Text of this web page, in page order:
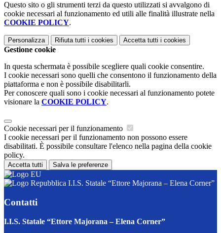
Questo sito o gli strumenti terzi da questo utilizzati si avvalgono di
cookie necessari al funzionamento ed utili alle finalità illustrate nella
COOKIE POLICY.
Personalizza Rifiuta tutti i cookies Accetta tutti i cookies
Gestione cookie
In questa schermata è possibile scegliere quali cookie consentire.
I cookie necessari sono quelli che consentono il funzionamento della
piattaforma e non è possibile disabilitarli.
Per conoscere quali sono i cookie necessari al funzionamento potete
visionare la COOKIE POLICY.
Cookie necessari per il funzionamento
I cookie necessari per il funzionamento non possono essere
disabilitati. È possibile consultare l'elenco nella pagina della cookie
policy.
Accetta tutti Salva le preferenze
I.I.S. Statale “Ettore Majorana – Elena Corner”
Contatti
I.I.S. Statale “Ettore Majorana – Elena Corner”